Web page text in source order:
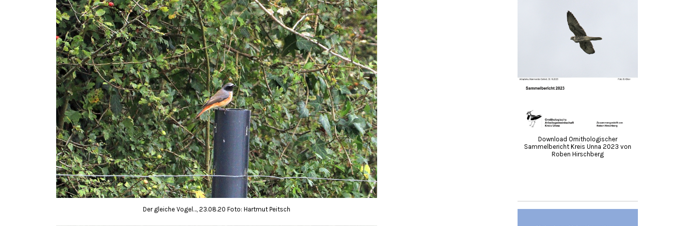
Der gleiche Vogel…, 23.08.20 Foto: Hartmut Peitsch
Download Ornithologischer
Sammelbericht Kreis Unna 2023 von
Roben Hirschberg